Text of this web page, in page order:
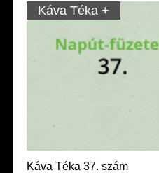
Káva Téka +
Káva Téka 37. szám